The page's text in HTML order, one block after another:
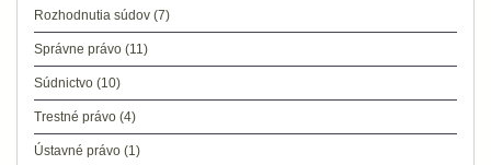
Rozhodnutia súdov (7)
Správne právo (11)
Súdnictvo (10)
Trestné právo (4)
Ústavné právo (1)